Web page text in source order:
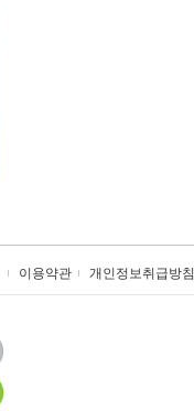
이용약관 개인정보취급방침